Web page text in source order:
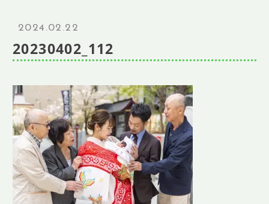
GALLERY
ギャラリー
ニュース
BLOG
ブログ
SHOP INFO
店舗情報
CONCEPT
コンセプト
2024.02.22
20230402_112